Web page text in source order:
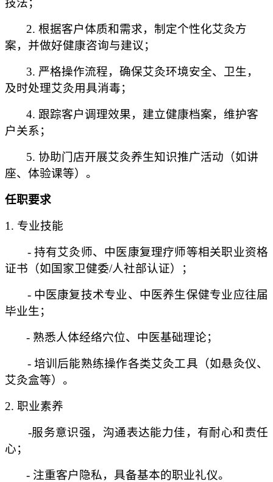
技法；
2. 根据客户体质和需求，制定个性化艾灸方
案，并做好健康咨询与建议；
3. 严格操作流程，确保艾灸环境安全、卫生，
及时处理艾灸用具消毒；
4. 跟踪客户调理效果，建立健康档案，维护客
户关系；
5. 协助门店开展艾灸养生知识推广活动（如讲
座、体验课等）。
任职要求
1. 专业技能
- 持有艾灸师、中医康复理疗师等相关职业资格
证书（如国家卫健委/人社部认证）
；
- 中医康复技术专业、中医养生保健专业应往届
毕业生；
- 熟悉人体经络穴位、中医基础理论；
- 培训后能熟练操作各类艾灸工具（如悬灸仪、
艾灸盒等）。
2. 职业素养
-服务意识强，沟通表达能力佳，有耐心和责任
心；
- 注重客户隐私，具备基本的职业礼仪。